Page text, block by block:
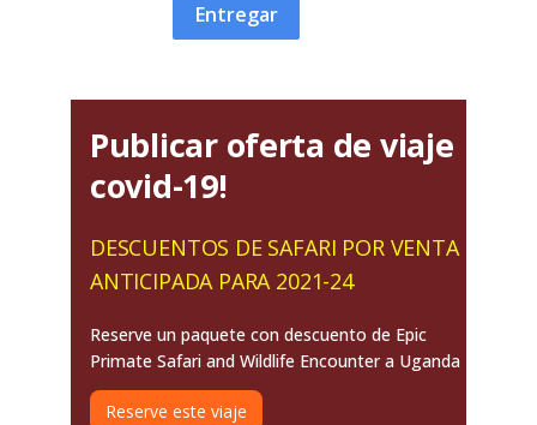
Entregar
Publicar oferta de viaje
covid-19!
DESCUENTOS DE SAFARI POR VENTA
ANTICIPADA PARA 2021-24
Reserve un paquete con descuento de Epic
Primate Safari and Wildlife Encounter a Uganda
Reserve este viaje